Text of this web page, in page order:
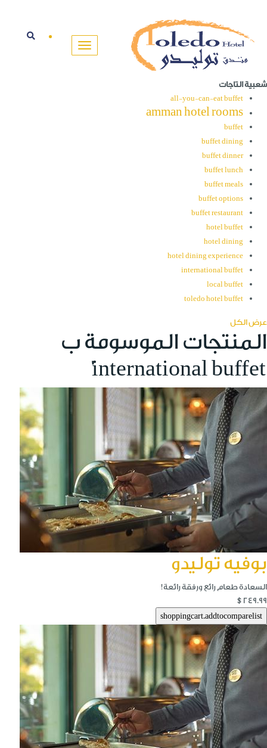
شعبية التاجات
all-you-can-eat buffet
amman hotel rooms
buffet
buffet dining
buffet dinner
buffet lunch
buffet meals
buffet options
buffet restaurant
hotel buffet
hotel dining
hotel dining experience
international buffet
local buffet
toledo hotel buffet
عرض الكل
المنتجات الموسومة ب
بوفيه توليدو
السعادة طعام رائع ورفقة رائعة!
$249.99